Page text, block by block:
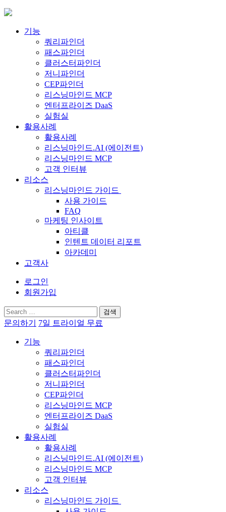
Skip
content기능
쿼리파인더
패스파인더
클러스터파인더
저니파인더
CEP파인더
리스닝마인드 MCP
엔터프라이즈 DaaS
실험실
활용사례
활용사례
리스닝마인드.AI (에이전트)
리스닝마인드 MCP
고객 인터뷰
리소스
리스닝마인드 가이드
사용 가이드
FAQ
마케팅 인사이트
아티클
인텐트 데이터 리포트
아카데미
고객사
로그인
회원가입
검
색:
문의하기 7일 트라이얼 무료
기능
쿼리파인더
패스파인더
클러스터파인더
저니파인더
CEP파인더
리스닝마인드 MCP
엔터프라이즈 DaaS
실험실
활용사례
활용사례
리스닝마인드.AI (에이전트)
리스닝마인드 MCP
고객 인터뷰
리소스
리스닝마인드 가이드